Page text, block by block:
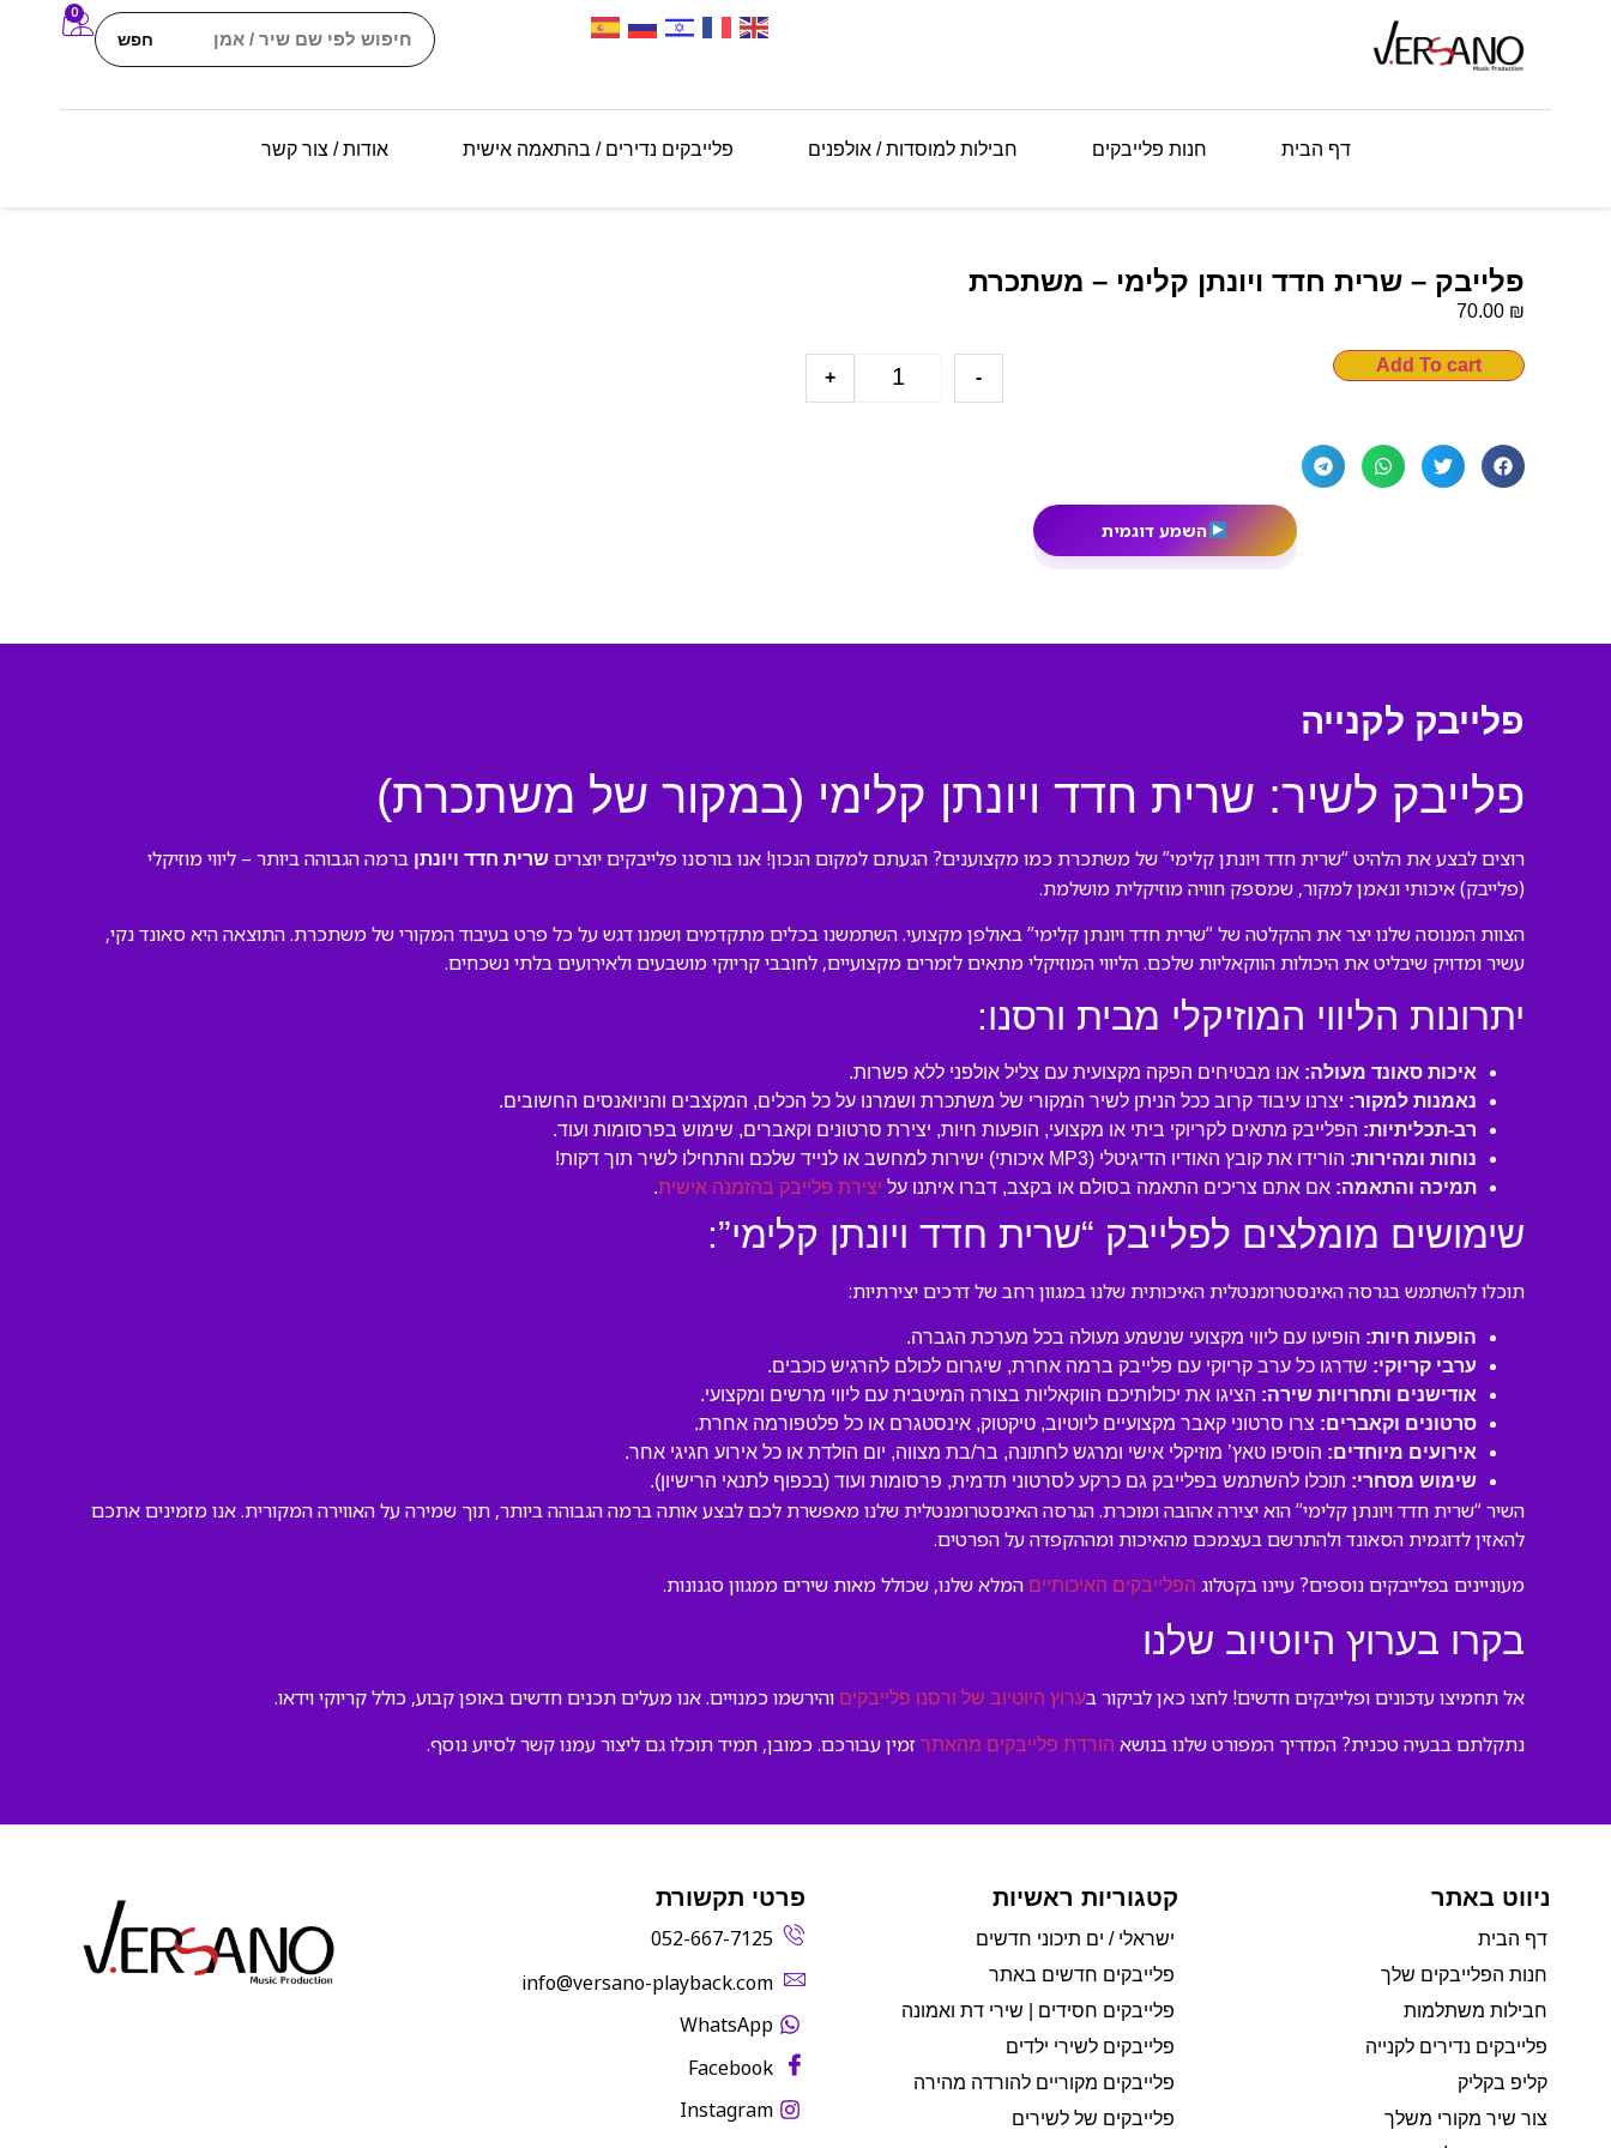
חפש
0
דף הבית חנות פלייבקים חבילות למוסדות / אולפנים פלייבקים נדירים / בהתאמה אישית אודות / צור קשר
פלייבק – שרית חדד ויונתן קלימי – משתכרת
70.00 ₪
-
+
Add To cart
השמע דוגמית
פלייבק לקנייה
פלייבק לשיר: שרית חדד ויונתן קלימי (במקור של משתכרת)
רוצים לבצע את הלהיט “שרית חדד ויונתן קלימי” של משתכרת כמו מקצוענים? הגעתם למקום הנכון! אנו בורסנו פלייבקים יוצרים שרית חדד ויונתן ברמה הגבוהה ביותר – ליווי מוזיקלי
(פלייבק) איכותי ונאמן למקור, שמספק חוויה מוזיקלית מושלמת.
הצוות המנוסה שלנו יצר את ההקלטה של “שרית חדד ויונתן קלימי” באולפן מקצועי. השתמשנו בכלים מתקדמים ושמנו דגש על כל פרט בעיבוד המקורי של משתכרת. התוצאה היא סאונד נקי,
עשיר ומדויק שיבליט את היכולות הווקאליות שלכם. הליווי המוזיקלי מתאים לזמרים מקצועיים, לחובבי קריוקי מושבעים ולאירועים בלתי נשכחים.
יתרונות הליווי המוזיקלי מבית ורסנו:
איכות סאונד מעולה: אנו מבטיחים הפקה מקצועית עם צליל אולפני ללא פשרות.
נאמנות למקור: יצרנו עיבוד קרוב ככל הניתן לשיר המקורי של משתכרת ושמרנו על כל הכלים, המקצבים והניואנסים החשובים.
רב-תכליתיות: הפלייבק מתאים לקריוקי ביתי או מקצועי, הופעות חיות, יצירת סרטונים וקאברים, שימוש בפרסומות ועוד.
נוחות ומהירות: הורידו את קובץ האודיו הדיגיטלי (MP3 איכותי) ישירות למחשב או לנייד שלכם והתחילו לשיר תוך דקות!
תמיכה והתאמה: אם אתם צריכים התאמה בסולם או בקצב, דברו איתנו על יצירת פלייבק בהזמנה אישית.
שימושים מומלצים לפלייבק “שרית חדד ויונתן קלימי”:
תוכלו להשתמש בגרסה האינסטרומנטלית האיכותית שלנו במגוון רחב של דרכים יצירתיות:
הופעות חיות: הופיעו עם ליווי מקצועי שנשמע מעולה בכל מערכת הגברה.
ערבי קריוקי: שדרגו כל ערב קריוקי עם פלייבק ברמה אחרת, שיגרום לכולם להרגיש כוכבים.
אודישנים ותחרויות שירה: הציגו את יכולותיכם הווקאליות בצורה המיטבית עם ליווי מרשים ומקצועי.
סרטונים וקאברים: צרו סרטוני קאבר מקצועיים ליוטיוב, טיקטוק, אינסטגרם או כל פלטפורמה אחרת.
אירועים מיוחדים: הוסיפו טאץ’ מוזיקלי אישי ומרגש לחתונה, בר/בת מצווה, יום הולדת או כל אירוע חגיגי אחר.
שימוש מסחרי: תוכלו להשתמש בפלייבק גם כרקע לסרטוני תדמית, פרסומות ועוד (בכפוף לתנאי הרישיון).
השיר “שרית חדד ויונתן קלימי” הוא יצירה אהובה ומוכרת. הגרסה האינסטרומנטלית שלנו מאפשרת לכם לבצע אותה ברמה הגבוהה ביותר, תוך שמירה על האווירה המקורית. אנו מזמינים אתכם
להאזין לדוגמית הסאונד ולהתרשם בעצמכם מהאיכות ומההקפדה על הפרטים.
מעוניינים בפלייבקים נוספים? עיינו בקטלוג הפלייבקים האיכותיים המלא שלנו, שכולל מאות שירים ממגוון סגנונות.
בקרו בערוץ היוטיוב שלנו
אל תחמיצו עדכונים ופלייבקים חדשים! לחצו כאן לביקור בערוץ היוטיוב של ורסנו פלייבקים והירשמו כמנויים. אנו מעלים תכנים חדשים באופן קבוע, כולל קריוקי וידאו.
נתקלתם בבעיה טכנית? המדריך המפורט שלנו בנושא הורדת פלייבקים מהאתר זמין עבורכם. כמובן, תמיד תוכלו גם ליצור עמנו קשר לסיוע נוסף.
ניווט באתר
דף הבית
חנות הפלייבקים שלך
חבילות משתלמות
פלייבקים נדירים לקנייה
קליפ בקליק
צור שיר מקורי משלך
קטגוריות ראשיות
ישראלי / ים תיכוני חדשים
פלייבקים חדשים באתר
פלייבקים חסידים | שירי דת ואמונה
פלייבקים לשירי ילדים
פלייבקים מקוריים להורדה מהירה
פלייבקים של לשירים
פרטי תקשורת
052-667-7125
‫info@versano-playback.com‬
WhatsApp
Facebook
Instagram